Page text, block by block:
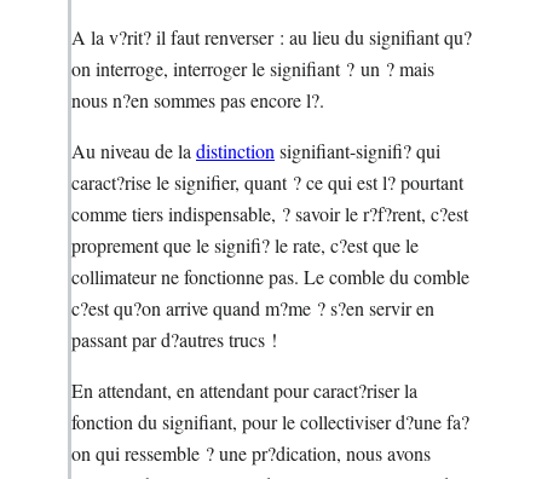
A la v?rit? il faut renverser : au lieu du signifiant qu?
on interroge, interroger le signifiant ? un ? mais
nous n?en sommes pas encore l?.
Au niveau de la distinction signifiant-signifi? qui
caract?rise le signifier, quant ? ce qui est l? pourtant
comme tiers indispensable, ? savoir le r?f?rent, c?est
proprement que le signifi? le rate, c?est que le
collimateur ne fonctionne pas. Le comble du comble
c?est qu?on arrive quand m?me ? s?en servir en
passant par d?autres trucs !
En attendant, en attendant pour caract?riser la
fonction du signifiant, pour le collectiviser d?une fa?
on qui ressemble ? une pr?dication, nous avons